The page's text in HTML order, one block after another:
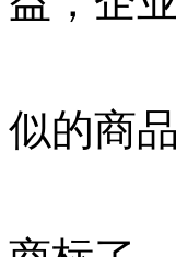
似的商